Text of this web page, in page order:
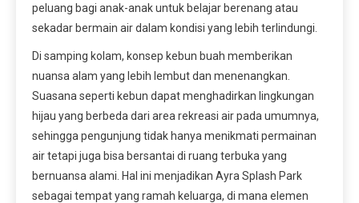
peluang bagi anak-anak untuk belajar berenang atau
sekadar bermain air dalam kondisi yang lebih terlindungi.
Di samping kolam, konsep kebun buah memberikan
nuansa alam yang lebih lembut dan menenangkan.
Suasana seperti kebun dapat menghadirkan lingkungan
hijau yang berbeda dari area rekreasi air pada umumnya,
sehingga pengunjung tidak hanya menikmati permainan
air tetapi juga bisa bersantai di ruang terbuka yang
bernuansa alami. Hal ini menjadikan Ayra Splash Park
sebagai tempat yang ramah keluarga, di mana elemen